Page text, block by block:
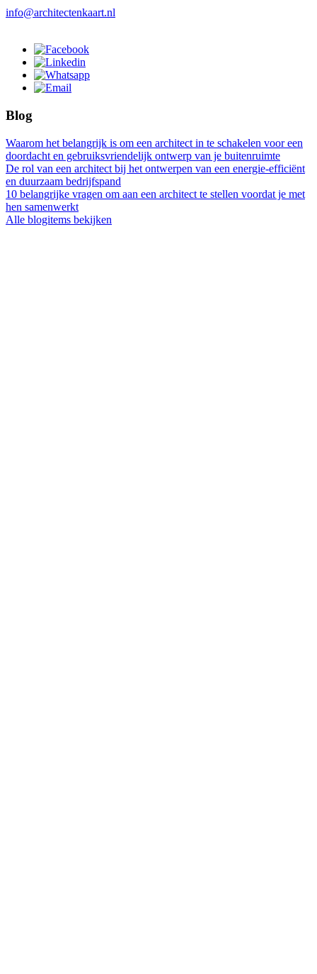
info@architectenkaart.nl
Blog
Waarom het belangrijk is om een architect in te schakelen voor een
doordacht en gebruiksvriendelijk ontwerp van je buitenruimte
De rol van een architect bij het ontwerpen van een energie-efficiënt
en duurzaam bedrijfspand
10 belangrijke vragen om aan een architect te stellen voordat je met
hen samenwerkt
Alle blogitems bekijken